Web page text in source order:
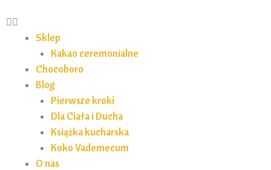
Sklep
Kakao ceremonialne
Chocoboro
Blog
Pierwsze kroki
Dla Ciała i Ducha
Książka kucharska
Koko Vademecum
O nas